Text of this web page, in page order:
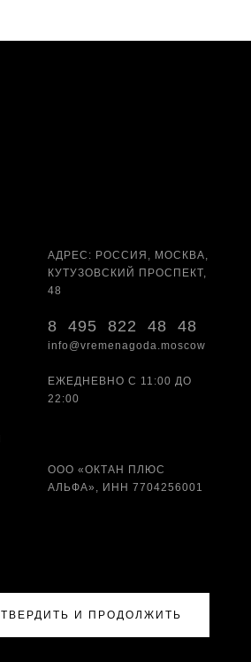
АДРЕС: РОССИЯ, МОСКВА,
КУТУЗОВСКИЙ ПРОСПЕКТ,
48
8 495 822 48 48
info@vremenagoda.moscow
ЕЖЕДНЕВНО С 11:00 ДО
22:00
ООО «ОКТАН ПЛЮС
АЛЬФА», ИНН 7704256001
ПАРКИНГОМ
И ПРОДОЛЖИТЬ